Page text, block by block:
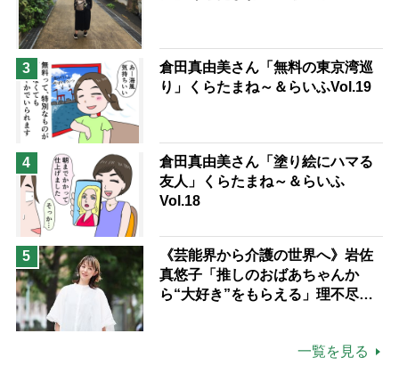
3
倉田真由美さん「無料の東京湾巡
り」くらたまね～＆らいふVol.19
4
倉田真由美さん「塗り絵にハマる
友人」くらたまね～＆らいふ
Vol.18
5
《芸能界から介護の世界へ》岩佐
真悠子「推しのおばあちゃんか
ら“大好き”をもらえる」理不尽さ
一覧を見る